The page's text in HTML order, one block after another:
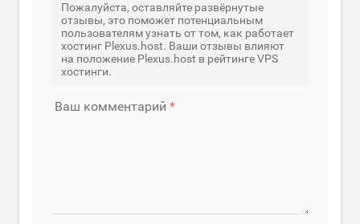
Пожалуйста, оставляйте развёрнутые
отзывы, это поможет потенциальным
пользователям узнать от том, как работает
хостинг Plexus.host. Ваши отзывы влияют
на положение Plexus.host в рейтинге VPS
хостинги.
Ваш комментарий